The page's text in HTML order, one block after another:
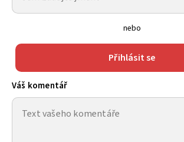
nebo
Přihlásit se
Váš komentář